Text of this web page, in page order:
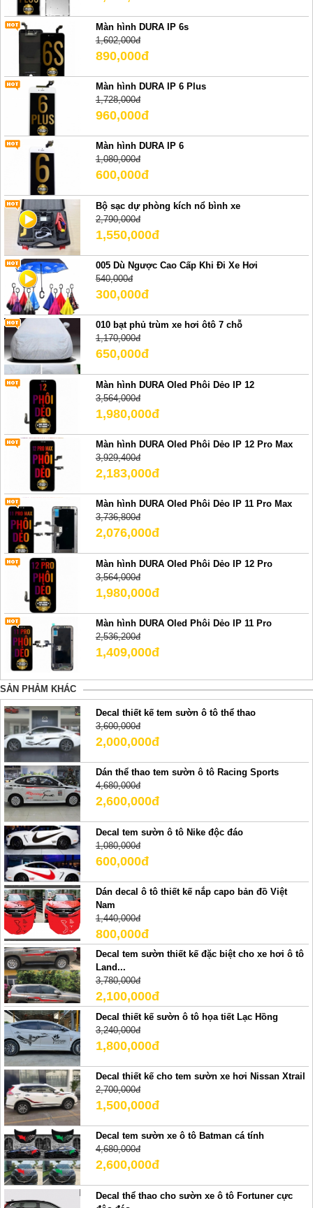
Màn hình DURA IP 6s
1,602,000đ
890,000đ
Màn hình DURA IP 6 Plus
1,728,000đ
960,000đ
Màn hình DURA IP 6
1,080,000đ
600,000đ
Bộ sạc dự phòng kích nổ bình xe
2,790,000đ
1,550,000đ
005 Dù Ngược Cao Cấp Khi Đi Xe Hơi
540,000đ
300,000đ
010 bạt phủ trùm xe hơi ôtô 7 chỗ
1,170,000đ
650,000đ
Màn hình DURA Oled Phôi Dẻo IP 12
3,564,000đ
1,980,000đ
Màn hình DURA Oled Phôi Dẻo IP 12 Pro Max
3,929,400đ
2,183,000đ
Màn hình DURA Oled Phôi Dẻo IP 11 Pro Max
3,736,800đ
2,076,000đ
Màn hình DURA Oled Phôi Dẻo IP 12 Pro
3,564,000đ
1,980,000đ
Màn hình DURA Oled Phôi Dẻo IP 11 Pro
2,536,200đ
1,409,000đ
SẢN PHẢM KHÁC
Decal thiết kế tem sườn ô tô thể thao
3,600,000đ
2,000,000đ
Dán thể thao tem sườn ô tô Racing Sports
4,680,000đ
2,600,000đ
Decal tem sườn ô tô Nike độc đáo
1,080,000đ
600,000đ
Dán decal ô tô thiết kế nắp capo bản đồ Việt
Nam
1,440,000đ
800,000đ
Decal tem sườn thiết kế đặc biệt cho xe hơi ô tô
Land...
3,780,000đ
2,100,000đ
Decal thiết kế sườn ô tô họa tiết Lạc Hồng
3,240,000đ
1,800,000đ
Decal thiết kế cho tem sườn xe hơi Nissan Xtrail
2,700,000đ
1,500,000đ
Decal tem sườn xe ô tô Batman cá tính
4,680,000đ
2,600,000đ
Decal thể thao cho sườn xe ô tô Fortuner cực